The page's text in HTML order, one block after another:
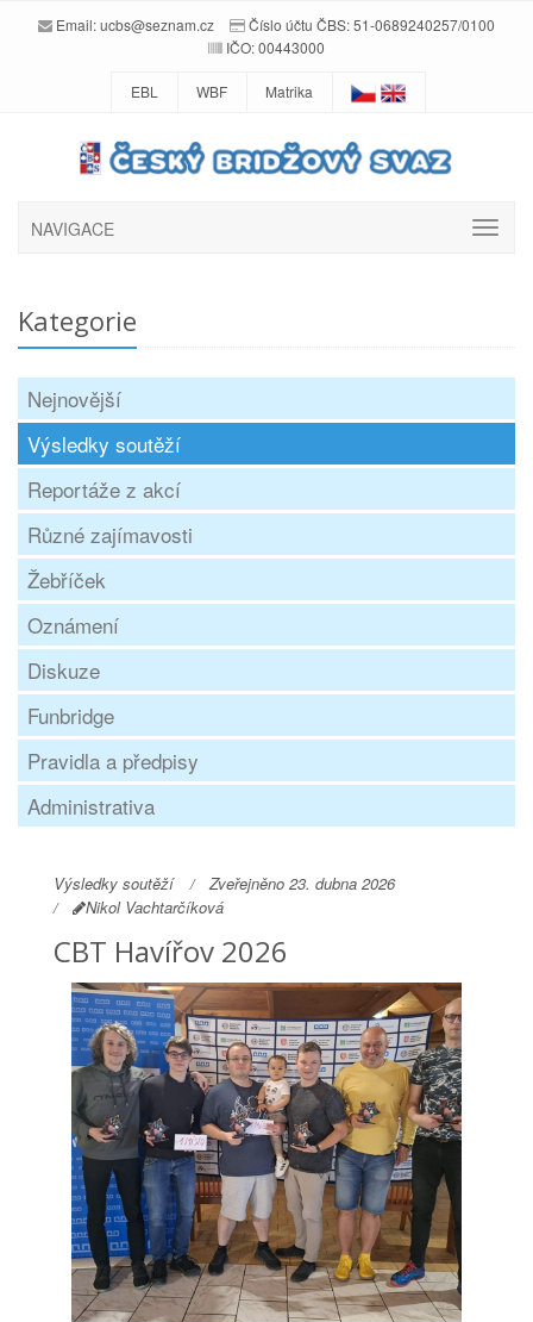
Email:ucbs@seznam.cz
Číslo účtu ČBS: 51-0689240257/0100
IČO: 00443000
EBL WBF Matrika
NAVIGACE
Kategorie
Nejnovější
Výsledky soutěží
Reportáže z akcí
Různé zajímavosti
Žebříček
Oznámení
Diskuze
Funbridge
Pravidla a předpisy
Administrativa
Výsledky soutěží
Zveřejněno 23. dubna 2026
Nikol Vachtarčíková
CBT Havířov 2026